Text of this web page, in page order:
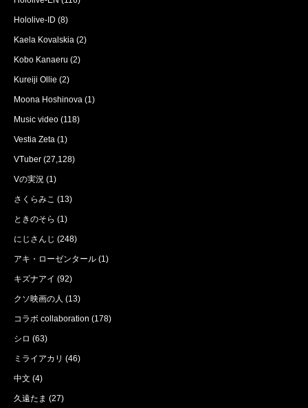
Hololive-ID (8)
Kaela Kovalskia (2)
Kobo Kanaeru (2)
Kureiji Ollie (2)
Moona Hoshinova (1)
Music video (118)
Vestia Zeta (1)
VTuber (27,128)
Vの実況 (1)
さくらみこ (13)
ときのそら (1)
にじさんじ (248)
アキ・ローゼンタール (1)
キズナアイ (92)
クソ映画の人 (13)
コラボ collaboration (178)
シロ (63)
ミライアカリ (46)
中文 (4)
久遠たま (27)